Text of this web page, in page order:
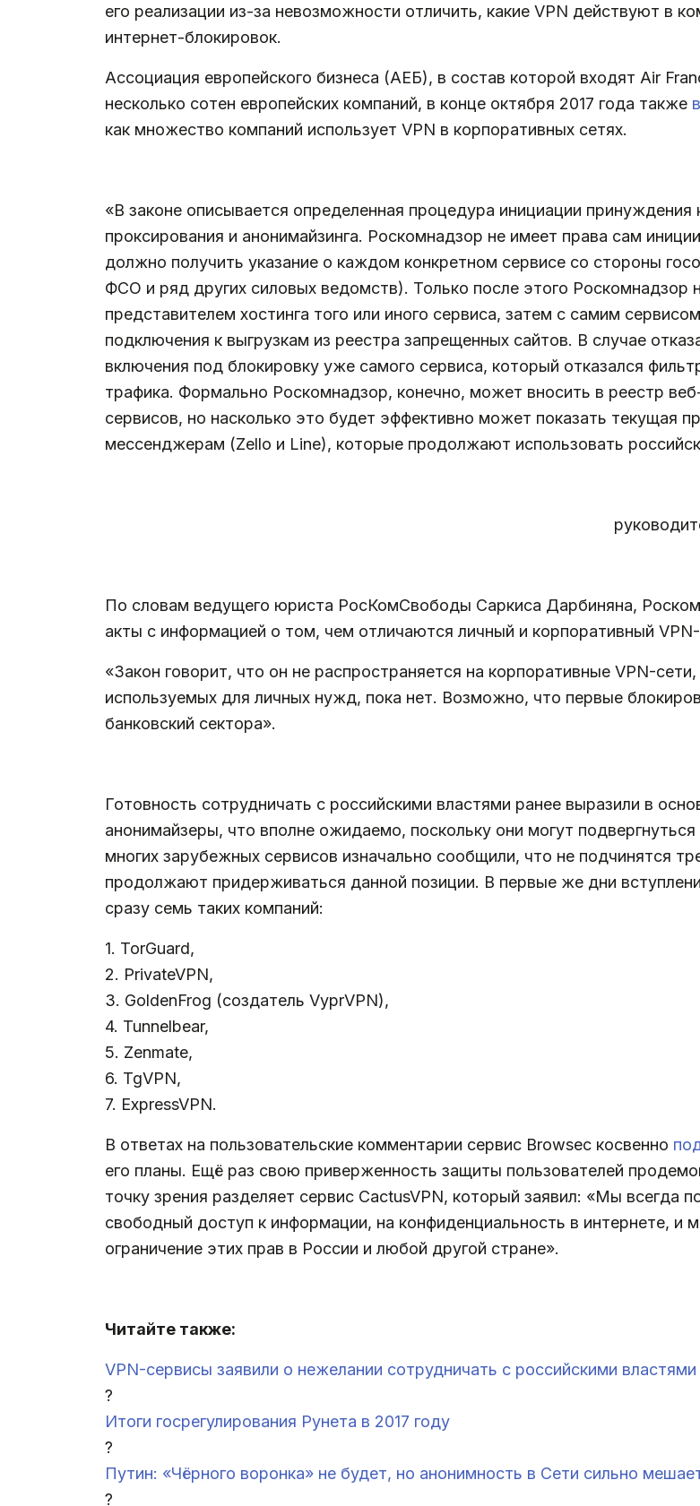
его реализации из-за невозможности отличить, какие VPN действуют в
интернет-блокировок.
Ассоциация европейского бизнеса (АЕБ), в состав которой входят Air
несколько сотен европейских компаний, в конце октября 2017 года также
как множество компаний использует VPN в корпоративных сетях.
«В законе описывается определенная процедура инициации
проксирования и анонимайзинга. Роскомнадзор не имеет права сам
должно получить указание о каждом конкретном сервисе со стороны
ФСО и ряд других силовых ведомств). Только после этого Роскомнадзор
представителем хостинга того или иного сервиса, затем с самим
подключения к выгрузкам из реестра запрещенных сайтов. В случае
включения под блокировку уже самого сервиса, который отказался
трафика. Формально Роскомнадзор, конечно, может вносить в реестр
сервисов, но насколько это будет эффективно может показать текущая
мессенджерам (Zello и Line), которые продолжают использовать
По словам ведущего юриста РосКомСвободы Саркиса Дарбиняна,
акты с информацией о том, чем отличаются личный и корпоративный
«Закон говорит, что он не распространяется на корпоративные VPN-
используемых для личных нужд, пока нет. Возможно, что первые
банковский сектора».
Готовность сотрудничать с российскими властями ранее выразили в
анонимайзеры, что вполне ожидаемо, поскольку они могут
многих зарубежных сервисов изначально сообщили, что не подчинятся
продолжают придерживаться данной позиции. В первые же дни
сразу семь таких компаний:
1. TorGuard,
2. PrivateVPN,
3. GoldenFrog (создатель VyprVPN),
4. Tunnelbear,
5. Zenmate,
6. TgVPN,
7. ExpressVPN.
В ответах на пользовательские комментарии сервис Browsec косвенно
его планы. Ещё раз свою приверженность защиты пользователей
точку зрения разделяет сервис CactusVPN, который заявил: «Мы всегда
свободный доступ к информации, на конфиденциальность в интернете,
ограничение этих прав в России и любой другой стране».
Читайте также:
VPN-сервисы заявили о нежелании сотрудничать с российскими властями
?
Итоги госрегулирования Рунета в 2017 году
?
Путин: «Чёрного воронка» не будет, но анонимность в Сети сильно
?